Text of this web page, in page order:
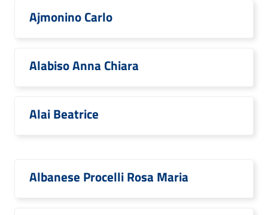
Ajmonino Carlo
Alabiso Anna Chiara
Alai Beatrice
Albanese Procelli Rosa Maria